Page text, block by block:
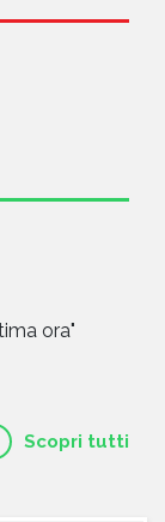
ora"
Scopri tutti